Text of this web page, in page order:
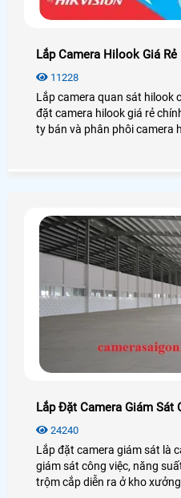
Lắp Camera Hilook Giá Rẻ
11228
Lắp camera quan sát hilook
đặt camera hilook giá rẻ
ty bán và phân phôi camera
Lắp Đặt Camera Giám Sát
24240
Lắp đặt camera giám sát là
giám sát công việc, năng
trộm cắp diễn ra ở kho